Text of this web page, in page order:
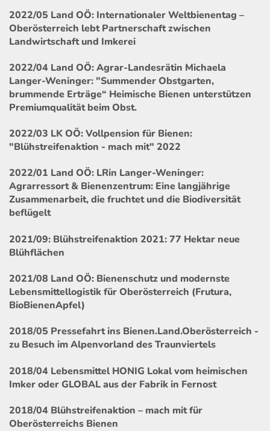
2022/05 Land OÖ: Internationaler Weltbienentag –
Oberösterreich lebt Partnerschaft zwischen
Landwirtschaft und Imkerei
2022/04 Land OÖ: Agrar-Landesrätin Michaela
Langer-Weninger: "Summender Obstgarten,
brummende Erträge“ Heimische Bienen unterstützen
Premiumqualität beim Obst.
2022/03 LK OÖ: Vollpension für Bienen:
"Blühstreifenaktion - mach mit" 2022
2022/01 Land OÖ: LRin Langer-Weninger:
Agrarressort & Bienenzentrum: Eine langjährige
Zusammenarbeit, die fruchtet und die Biodiversität
beflügelt
2021/09: Blühstreifenaktion 2021: 77 Hektar neue
Blühflächen
2021/08 Land OÖ: Bienenschutz und modernste
Lebensmittellogistik für Oberösterreich (Frutura,
BioBienenApfel)
2018/05 Pressefahrt ins Bienen.Land.Oberösterreich -
zu Besuch im Alpenvorland des Traunviertels
2018/04 Lebensmittel HONIG Lokal vom heimischen
Imker oder GLOBAL aus der Fabrik in Fernost
2018/04 Blühstreifenaktion – mach mit für
Oberösterreichs Bienen